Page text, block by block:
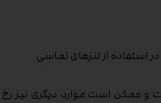
استفاده از لنزهای تماسی
و ممکن است موارد دیگری نیز